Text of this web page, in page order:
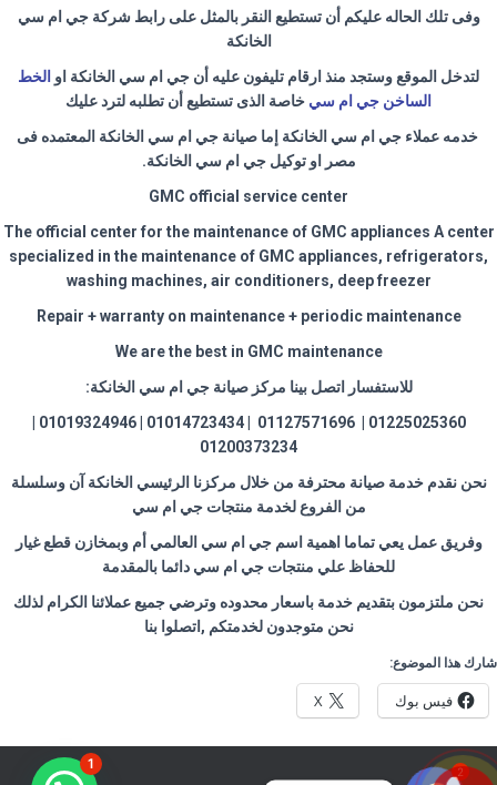
وفى تلك الحاله عليكم أن تستطيع النقر بالمثل على رابط شركة جي ام سي
الخانكة
لتدخل الموقع وستجد منذ ارقام تليفون عليه أن جي ام سي الخانكة او الخط
الساخن جي ام سي خاصة الذى تستطيع أن تطلبه لترد عليك
خدمه عملاء جي ام سي الخانكة إما صيانة جي ام سي الخانكة المعتمده فى
مصر او توكيل جي ام سي الخانكة.
GMC official service center
The official center for the maintenance of GMC appliances A center
specialized in the maintenance of GMC appliances, refrigerators,
washing machines, air conditioners, deep freezer
Repair + warranty on maintenance + periodic maintenance
We are the best in GMC maintenance
للاستفسار اتصل بينا مركز صيانة جي ام سي الخانكة:
01200373234
نحن نقدم خدمة صيانة محترفة من خلال مركزنا الرئيسي الخانكة آن وسلسلة
من الفروع لخدمة منتجات جي ام سي
وفريق عمل يعي تماما اهمية اسم جي ام سي العالمي أم وبمخازن قطع غيار
للحفاظ علي منتجات جي ام سي دائما بالمقدمة
نحن ملتزمون بتقديم خدمة باسعار محدوده وترضي جميع عملائنا الكرام لذلك
نحن متوجدون لخدمتكم ,اتصلوا بنا
شارك هذا الموضوع:
فيس بوك X
1 2